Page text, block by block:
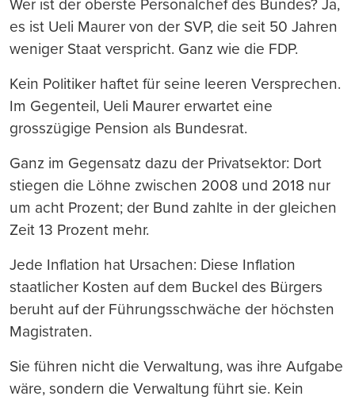
Wer ist der oberste Personalchef des Bundes? Ja,
es ist Ueli Maurer von der SVP, die seit 50 Jahren
weniger Staat verspricht. Ganz wie die FDP.
Kein Politiker haftet für seine leeren Versprechen.
Im Gegenteil, Ueli Maurer erwartet eine
grosszügige Pension als Bundesrat.
Ganz im Gegensatz dazu der Privatsektor: Dort
stiegen die Löhne zwischen 2008 und 2018 nur
um acht Prozent; der Bund zahlte in der gleichen
Zeit 13 Prozent mehr.
Jede Inflation hat Ursachen: Diese Inflation
staatlicher Kosten auf dem Buckel des Bürgers
beruht auf der Führungsschwäche der höchsten
Magistraten.
Sie führen nicht die Verwaltung, was ihre Aufgabe
wäre, sondern die Verwaltung führt sie. Kein